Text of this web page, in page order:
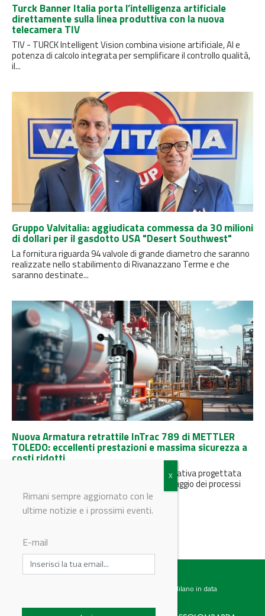
Turck Banner Italia porta l’intelligenza artificiale
direttamente sulla linea produttiva con la nuova
telecamera TIV
TIV - TURCK Intelligent Vision combina visione artificiale, AI e
potenza di calcolo integrata per semplificare il controllo qualità,
il...
Gruppo Valvitalia: aggiudicata commessa da 30 milioni
di dollari per il gasdotto USA "Desert Southwest"
La fornitura riguarda 94 valvole di grande diametro che saranno
realizzate nello stabilimento di Rivanazzano Terme e che
saranno destinate...
Nuova Armatura retrattile InTrac 789 di METTLER
TOLEDO: eccellenti prestazioni e massima sicurezza a
costi ridotti
L'armatura InTrac 789 è una soluzione innovativa progettata
per migliorare significativamente il monitoraggio dei processi
industriali, offrendo un equilibrio ottimale...
Testata giornalistica registrata presso il Tribunale di Milano in data
Rimani sempre aggiornato con le
ultime notizie e i prossimi eventi.
E-mail